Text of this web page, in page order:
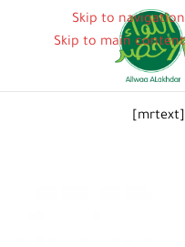
Skip to navigation
Skip to main content
[mrtext]